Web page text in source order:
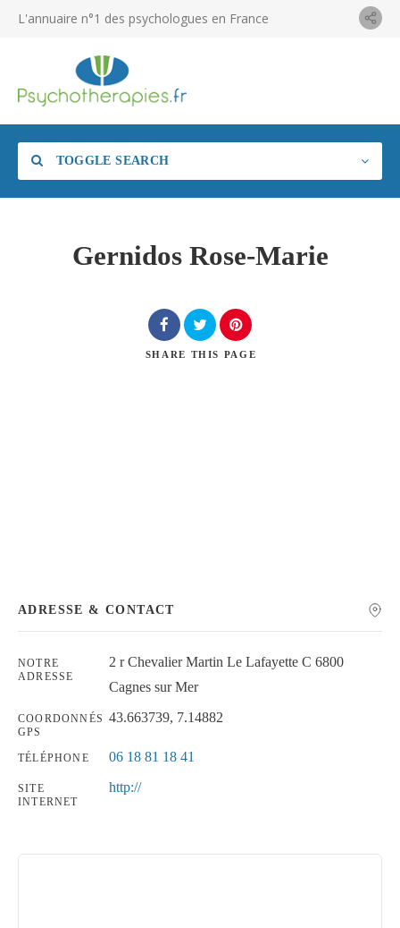
L'annuaire n°1 des psychologues en France
TOGGLE SEARCH
Gernidos Rose-Marie
SHARE THIS PAGE
ADRESSE & CONTACT
NOTRE
ADRESSE
2 r Chevalier Martin Le Lafayette C 6800
Cagnes sur Mer
COORDONNÉS
GPS
43.663739, 7.14882
TÉLÉPHONE 06 18 81 18 41
SITE
INTERNET
http://